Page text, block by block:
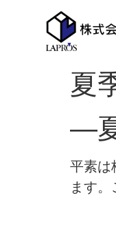
夏
―
平素は
ます